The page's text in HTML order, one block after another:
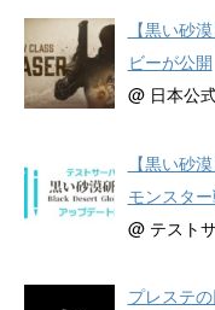
【黒い砂
ビーが公開
@ 日本公
【黒い砂
モンスタ
@ テスト
プレステ